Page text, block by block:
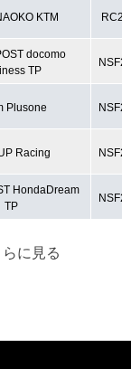
KTM
docomo
TP
Plusone
Racing
HondaDream
TP
らに見る